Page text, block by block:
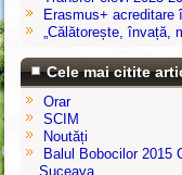
Erasmus+ acreditare
„Călătorește, învață,
Cele mai citite
Orar
SCIM
Noutăți
Balul Bobocilor 2015
Suceava